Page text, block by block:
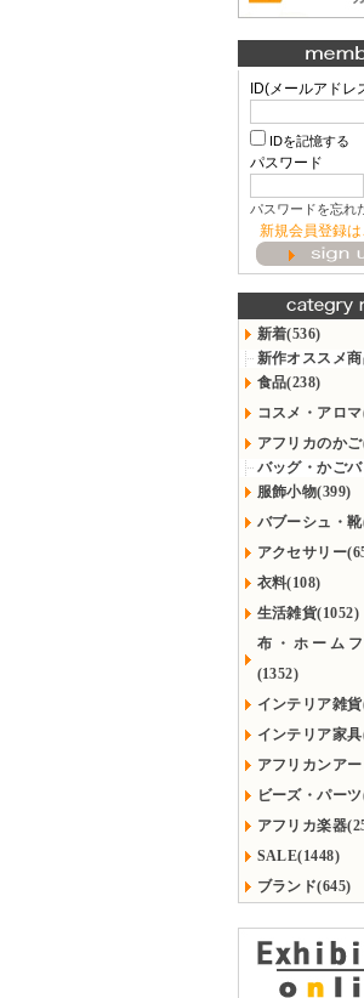
ID(メールアドレ
IDを記憶する
パスワード
パスワードを忘れ
新規会員登録
新着(536)
新作オススメ
食品(238)
コスメ・アロ
アフリカのか
バッグ・かご
服飾小物(399)
バブーシュ・
アクセサリー
衣料(108)
生活雑貨(1052)
布・ホーム
(1352)
インテリア雑
インテリア家
アフリカンア
ビーズ・パー
アフリカ楽器
SALE(1448)
ブランド(645)